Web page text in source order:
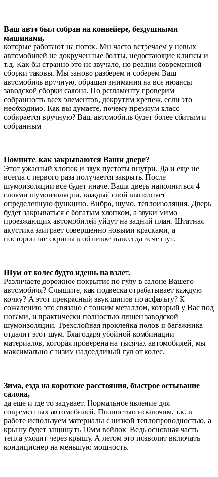
Ваш авто был собран на конвейере, бездушными
машинами,
которые работают на поток. Мы часто встречаем у новых
автомобилей не докрученные болты, недостающие клипсы и
т.д. Как бы странно это не звучало, но реалии современной
сборки таковы. Мы заново разберем и соберем Ваш
автомобиль вручную, обращая внимания на все нюансы
заводской сборки салона. По регламенту проверим
собранность всех элементов, докрутим крепеж, если это
необходимо. Как вы думаете, почему премиум класс
собирается вручную? Ваш автомобиль будет более сбитым и
собранным
Помните, как закрываются Ваши двери?
Этот ужасный хлопок и звук пустоты внутри. Да и еще не
всегда с первого раза получается закрыть. После
шумоизоляции все будет иначе. Ваша дверь наполниться 4
слоями шумоизоляции, каждый слой выполняет
определенную функцию. Вибро, шумо, теплоизоляция. Дверь
будет закрываться с богатым хлопком, а звуки мимо
проезжающих автомобилей уйдут на задний план. Штатная
акустика заиграет совершенно новыми красками, а
посторонние скрипы в обшивке навсегда исчезнут.
Шум от колес будто идешь на взлет.
Различаете дорожное покрытие по гулу в салоне Вашего
автомобиля? Слышите, как подвеска отрабатывает каждую
кочку? А этот прекрасный звук шипов по асфальту? К
сожалению это связано с тонким металлом, который у Вас под
ногами, и практически полностью лишен заводской
шумоизоляции. Трехслойная проклейка полов и багажника
отдалит этот шум. Благодаря убойной комбинации
материалов, которая проверена на тысячах автомобилей, мы
максимально снизим надоедливый гул от колес.
Зима, езда на короткие расстояния, быстрое остывание
салона,
да еще и где то задувает. Нормальное явление для
современных автомобилей. Полностью исключим, т.к. в
работе используем материалы с низкой теплопроводностью, а
крышу будет защищать 10мм войлок. Ведь основная часть
тепла уходит через крышу. А летом это позволит включать
кондиционер на меньшую мощность.